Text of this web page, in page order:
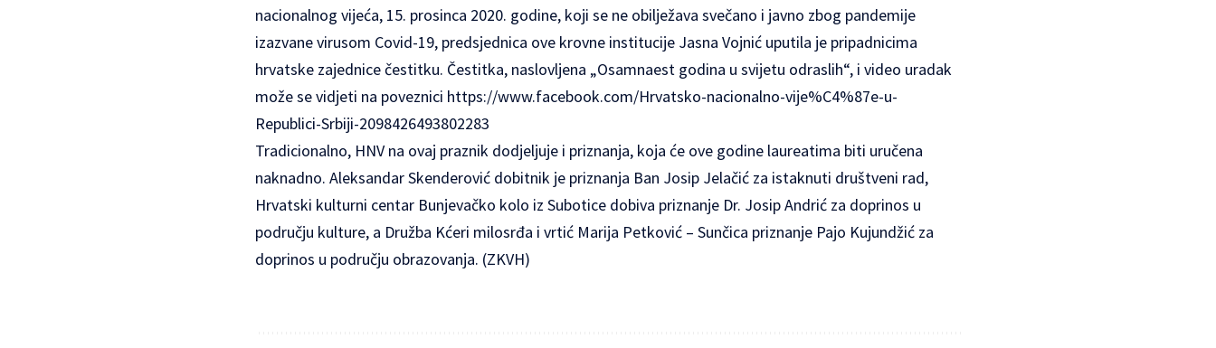
nacionalnog vijeća, 15. prosinca 2020. godine, koji se ne obilježava svečano i javno zbog pandemije
izazvane virusom Covid-19, predsjednica ove krovne institucije Jasna Vojnić uputila je pripadnicima
hrvatske zajednice čestitku. Čestitka, naslovljena „Osamnaest godina u svijetu odraslih“, i video uradak
može se vidjeti na poveznici https://www.facebook.com/Hrvatsko-nacionalno-vije%C4%87e-u-
Republici-Srbiji-2098426493802283
Tradicionalno, HNV na ovaj praznik dodjeljuje i priznanja, koja će ove godine laureatima biti uručena
naknadno. Aleksandar Skenderović dobitnik je priznanja Ban Josip Jelačić za istaknuti društveni rad,
Hrvatski kulturni centar Bunjevačko kolo iz Subotice dobiva priznanje Dr. Josip Andrić za doprinos u
području kulture, a Družba Kćeri milosrđa i vrtić Marija Petković – Sunčica priznanje Pajo Kujundžić za
doprinos u području obrazovanja. (ZKVH)